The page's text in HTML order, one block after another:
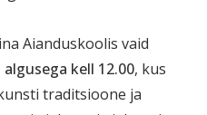
Aianduskoolis vaid
algusega kell 12.00, kus
traditsioone ja